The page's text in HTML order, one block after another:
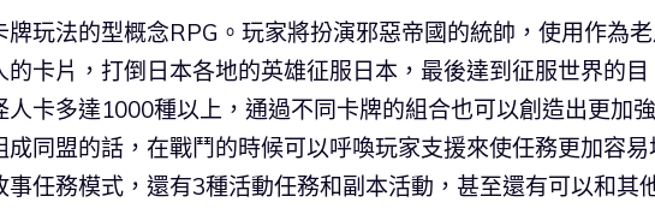
玩法的型概念RPG。玩家將扮演邪惡帝國的統帥，使用作為
卡片，打倒日本各地的英雄征服日本，最後達到征服世界的目
卡多達1000種以上，通過不同卡牌的組合也可以創造出更加
同盟的話，在戰鬥的時候可以呼喚玩家支援來使任務更加容易
任務模式，還有3種活動任務和副本活動，甚至還有可以和其